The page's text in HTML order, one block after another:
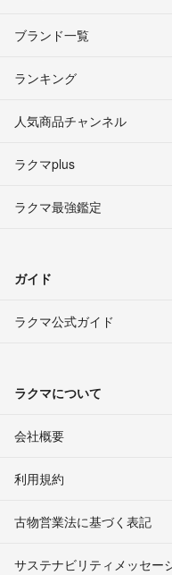
ブランド一覧
ランキング
人気商品チャンネル
ラクマplus
ラクマ最強鑑定
ガイド
ラクマ公式ガイド
ラクマについて
会社概要
利用規約
古物営業法に基づく表記
サステナビリティメッセー